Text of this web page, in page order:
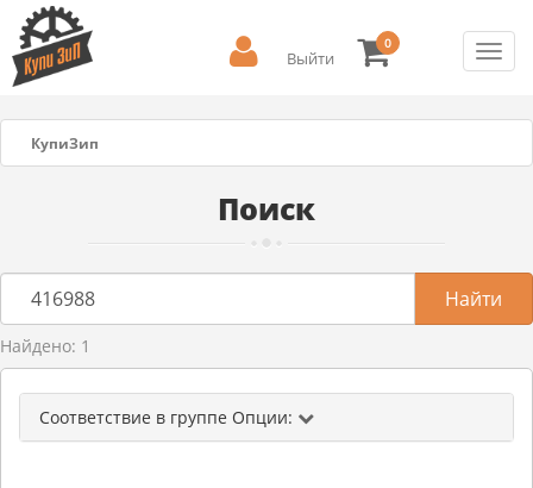
Выйти
0
КупиЗип
Поиск
Найдено: 1
Соответствие в группе Опции: